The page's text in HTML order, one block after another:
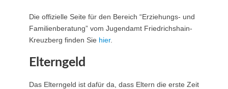
Die offizielle Seite für den Bereich “Erziehungs- und
Familienberatung” vom Jugendamt Friedrichshain-
Kreuzberg finden Sie hier.
Elterngeld
Das Elterngeld ist dafür da, dass Eltern die erste Zeit